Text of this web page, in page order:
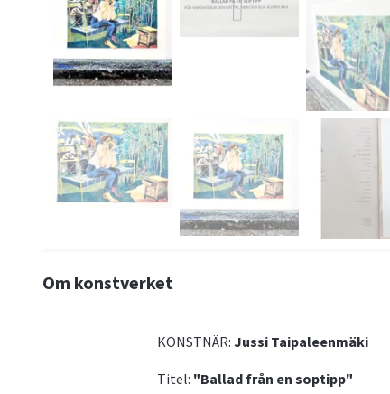
Om konstverket
KONSTNÄR: Jussi Taipaleenmäki
Titel: "Ballad från en soptipp"